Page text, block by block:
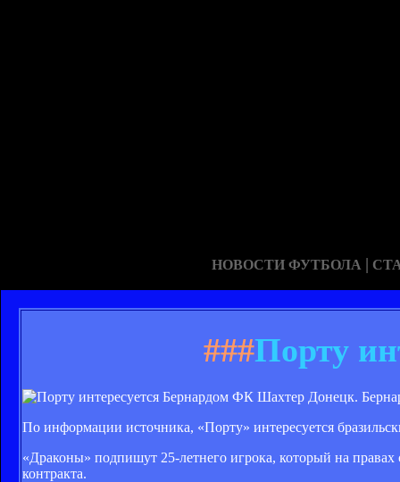
НОВОСТИ ФУТБОЛА |
###Порту
ФК Шахтер Донецк.
По информации источника, «Порту» интересуется
«Драконы» подпишут 25-летнего игрока, который на
контракта.